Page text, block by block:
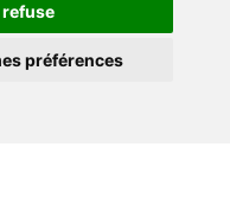
refuse
préférences